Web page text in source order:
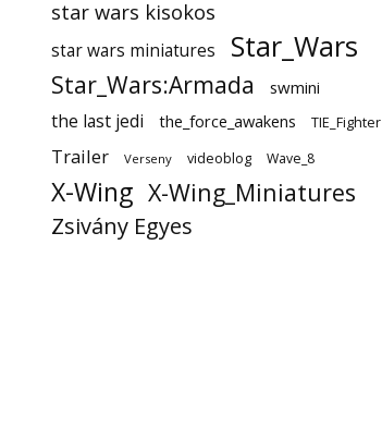
star wars kisokos
star wars miniatures Star_Wars
Star_Wars:Armada swmini
the last jedi the_force_awakens TIE_Fighter
Trailer Verseny videoblog Wave_8
X-Wing X-Wing_Miniatures
Zsivány Egyes